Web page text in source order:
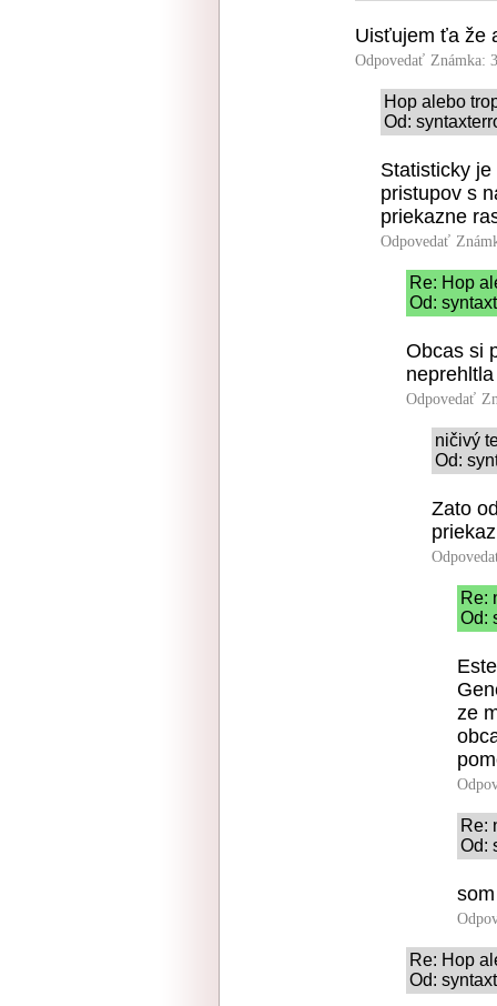
Uisťujem ťa že
Odpovedať Známka:
Hop alebo
Od:
Statisticky
pristupov s
priekazne
Odpovedať
Re: Hop
Od:
Obcas si
Odpovedať
ničivý
Od:
Zato
Re:
Od:
ze
Re:
Od:
Re: Hop
Od: